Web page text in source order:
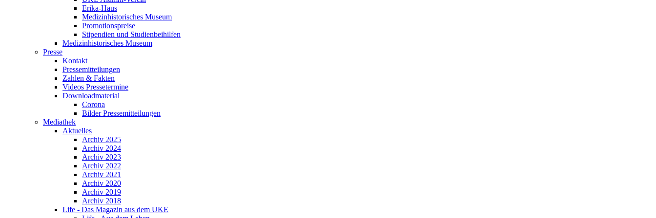
Erika-Haus
Medizinhistorisches Museum
Promotionspreise
Stipendien und Studienbeihilfen
Medizinhistorisches Museum
Presse
Kontakt
Pressemitteilungen
Zahlen & Fakten
Videos Pressetermine
Downloadmaterial
Corona
Bilder Pressemitteilungen
Mediathek
Aktuelles
Archiv 2025
Archiv 2024
Archiv 2023
Archiv 2022
Archiv 2021
Archiv 2020
Archiv 2019
Archiv 2018
Life - Das Magazin aus dem UKE